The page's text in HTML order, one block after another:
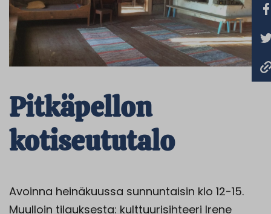
Pitkäpellon
kotiseututalo
Avoinna heinäkuussa sunnuntaisin klo 12-15.
Muulloin tilauksesta: kulttuurisihteeri Irene